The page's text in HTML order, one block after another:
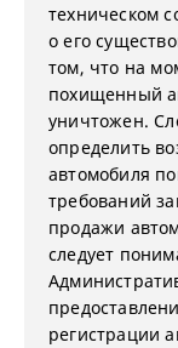
техническом
о его
том, что на
похищенный
уничтожен.
определить
автомобиля
требований
продажи
следует
регистрации